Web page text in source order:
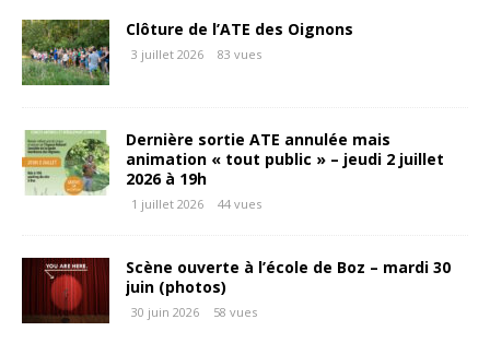
Clôture de l’ATE des Oignons
3 juillet 2026 83 vues
Dernière sortie ATE annulée mais
animation « tout public » – jeudi 2 juillet
2026 à 19h
1 juillet 2026 44 vues
Scène ouverte à l’école de Boz – mardi 30
juin (photos)
30 juin 2026 58 vues